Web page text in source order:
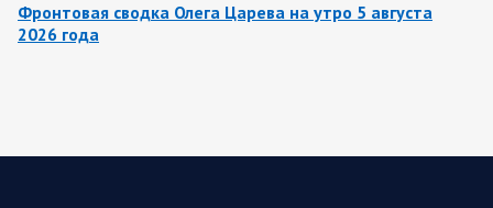
Фронтовая сводка Олега Царева на утро 5 августа
2026 года